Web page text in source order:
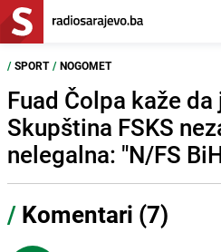
/ SPORT / NOGOMET
Fuad Čolpa kaže
Skupština FSKS
nelegalna: "N/FS
/ Komentari (7)